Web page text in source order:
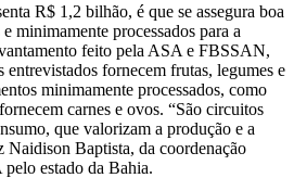
R$ 1,2 bilhão, é que se assegura boa
minimamente processados para a
feito pela ASA e FBSSAN,
fornecem frutas, legumes e
minimamente processados, como
carnes e ovos. “São circuitos
que valorizam a produção e a
Naidison Baptista, da coordenação
estado da Bahia.